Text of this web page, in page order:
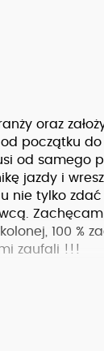
oraz
początku
od samego
jazdy i
nie tylko
100 %
zaufali !!!